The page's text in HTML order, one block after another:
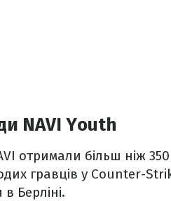
NAVI Youth
отримали більш ніж
гравців у Counter-
Берліні.